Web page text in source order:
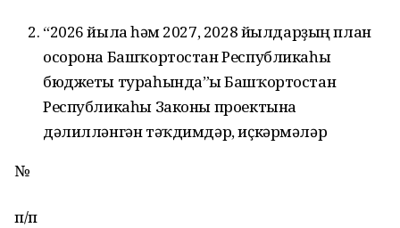
“2026 йылға һәм 2027, 2028 йылдарҙың план
осорона Башҡортостан Республикаһы
бюджеты тураһында”ғы Башҡортостан
Республикаһы Законы проектына
дәлилләнгән тәҡдимдәр, иҫкәрмәләр
№
п/п